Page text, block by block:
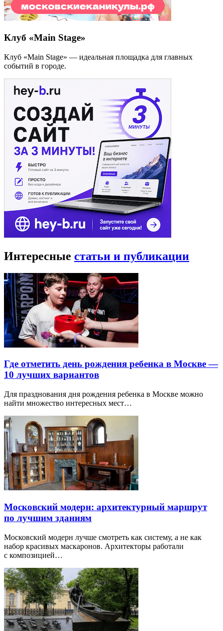
Клуб «Main Stage»
Клуб «Main Stage» — идеальная площадка для главных
событий в городе.
Интересные статьи и публикации
Где отметить день рождения ребенка в Москве —
10 лучших вариантов
Для празднования дня рождения ребенка в Москве можно
найти множество интересных мест…
Московский модерн: архитектурный маршрут
по лучшим зданиям
Московский модерн лучше смотреть как систему, а не как
набор красивых маскаронов. Архитекторы работали
с композицией…